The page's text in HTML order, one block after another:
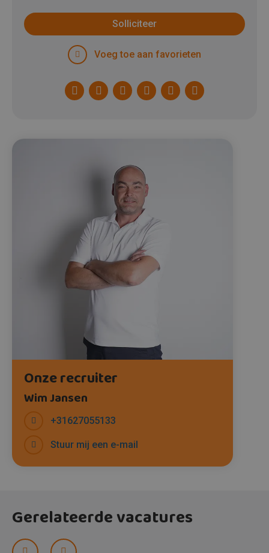
Facebook
TwitterLinkedInPinterestWhatsApp
Solliciteer
Voeg toe aan favorieten
Onze recruiter
Wim Jansen
+31627055133
Stuur mij een e-mail
Gerelateerde vacatures
Prev Next